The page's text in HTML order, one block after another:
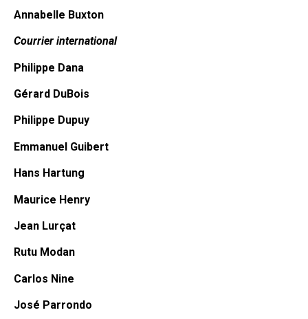
Annabelle Buxton
Courrier international
Philippe Dana
Gérard DuBois
Philippe Dupuy
Emmanuel Guibert
Hans Hartung
Maurice Henry
Jean Lurçat
Rutu Modan
Carlos Nine
José Parrondo